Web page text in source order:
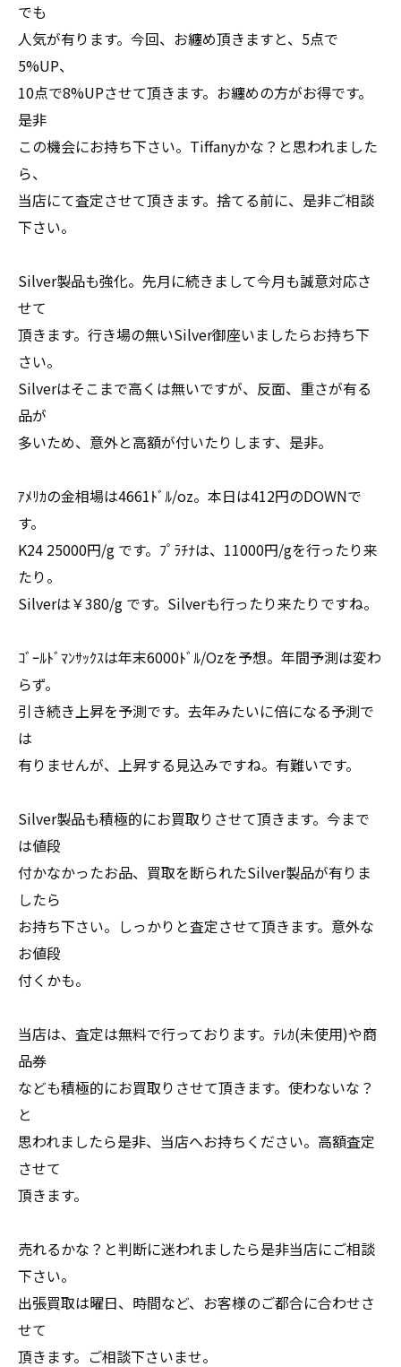
でも
人気が有ります。今回、お纏め頂きますと、5点で
5%UP、
10点で8%UPさせて頂きます。お纏めの方がお得です。
是非
この機会にお持ち下さい。Tiffanyかな？と思われました
ら、
当店にて査定させて頂きます。捨てる前に、是非ご相談
下さい。
Silver製品も強化。先月に続きまして今月も誠意対応さ
せて
頂きます。行き場の無いSilver御座いましたらお持ち下
さい。
Silverはそこまで高くは無いですが、反面、重さが有る
品が
多いため、意外と高額が付いたりします、是非。
ｱﾒﾘｶの金相場は4661ﾄﾞﾙ/oz。本日は412円のDOWNで
す。
K24 25000円/g です。ﾌﾟﾗﾁﾅは、11000円/gを行ったり来
たり。
Silverは￥380/g です。Silverも行ったり来たりですね。
ｺﾞｰﾙﾄﾞﾏﾝｻｯｸｽは年末6000ﾄﾞﾙ/Ozを予想。年間予測は変わ
らず。
引き続き上昇を予測です。去年みたいに倍になる予測で
は
有りませんが、上昇する見込みですね。有難いです。
Silver製品も積極的にお買取りさせて頂きます。今まで
は値段
付かなかったお品、買取を断られたSilver製品が有りま
したら
お持ち下さい。しっかりと査定させて頂きます。意外な
お値段
付くかも。
当店は、査定は無料で行っております。ﾃﾚｶ(未使用)や商
品券
なども積極的にお買取りさせて頂きます。使わないな？
と
思われましたら是非、当店へお持ちください。高額査定
させて
頂きます。
売れるかな？と判断に迷われましたら是非当店にご相談
下さい。
出張買取は曜日、時間など、お客様のご都合に合わせさ
せて
頂きます。ご相談下さいませ。